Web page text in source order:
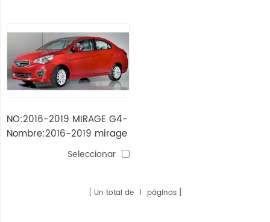
NO:2016-2019 MIRAGE G4-
Nombre:2016-2019 mirage
Seleccionar
Un total de 1 páginas